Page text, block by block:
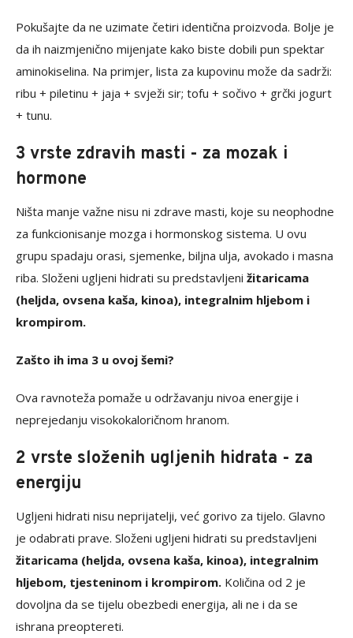
Pokušajte da ne uzimate četiri identična proizvoda. Bolje je
da ih naizmjenično mijenjate kako biste dobili pun spektar
aminokiselina. Na primjer, lista za kupovinu može da sadrži:
ribu + piletinu + jaja + svježi sir; tofu + sočivo + grčki jogurt
+ tunu.
3 vrste zdravih masti - za mozak i
hormone
Ništa manje važne nisu ni zdrave masti, koje su neophodne
za funkcionisanje mozga i hormonskog sistema. U ovu
grupu spadaju orasi, sjemenke, biljna ulja, avokado i masna
riba. Složeni ugljeni hidrati su predstavljeni žitaricama
(heljda, ovsena kaša, kinoa), integralnim hljebom i
krompirom.
Zašto ih ima 3 u ovoj šemi?
Ova ravnoteža pomaže u održavanju nivoa energije i
neprejedanju visokokaloričnom hranom.
2 vrste složenih ugljenih hidrata - za
energiju
Ugljeni hidrati nisu neprijatelji, već gorivo za tijelo. Glavno
je odabrati prave. Složeni ugljeni hidrati su predstavljeni
žitaricama (heljda, ovsena kaša, kinoa), integralnim
hljebom, tjesteninom i krompirom. Količina od 2 je
dovoljna da se tijelu obezbedi energija, ali ne i da se
ishrana preoptereti.